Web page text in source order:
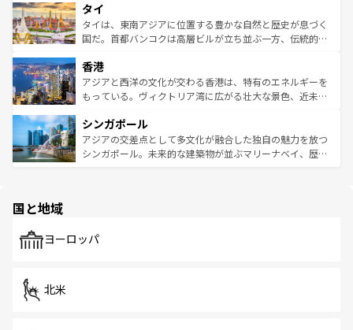
リティに包まれながら、韓国の多彩な魅力を心ゆくまで味
わってみてほしい。 なお、新着の韓国情報はコンテンツ一
覧を参照してほしい。
急速な発展と共に伝統が息づく。ハノイの古い町並みやホ
ーチミン市のフランス統治時代の建物も、独特の雰囲気を
醸し出している。また、バラエティの豊かさとおいしさで
とつ。フォーやバインミー、ベトナムコーヒーなどは、ぜ
ひ現地で味わいたい。どの地域を訪れてもあたたかい人々
が旅行者を迎えてくれるので、きっと忘れられない旅にな
参照してほしい。
タイ
タイは、東南アジアに位置する豊かな自然と歴史が息づく
国だ。首都バンコクは高層ビルが立ち並ぶ一方、伝統的な
の活気が交差している。北部ではチェンマイなどの山岳地
帯で自然と触れ合い、南部ではプーケットやクラビの美し
いビーチでリゾート気分を楽しむことができる。タイ料理
激する。気候は一年中温暖で、どの季節にも異なる楽しみ
が待っている。親しみやすいタイの人々、仏教を中心とし
た文化、そして多様な観光資源が、訪れる旅人を魅了し続
香港
アジアと西洋の文化が交わる香港は、特有のエネルギーを
もっている。ヴィクトリア湾に広がる壮大な景色、近未来
み、どこを訪れても感動するはず。観光スポットが密集し
ており、効率よく見どころを回れるのも魅力。息をのむよ
うな絶景から文化的な体験まで、香港を存分に楽しみ尽く
シンガポール
アジアの交差点として多文化が融合した独自の魅力を放つ
シンガポール。未来的な建築物が並ぶマリーナベイ、歴史
で、ホーカーズは地元の風情を楽しめる外せないスポット
国と地域
ヨーロッパ
北米